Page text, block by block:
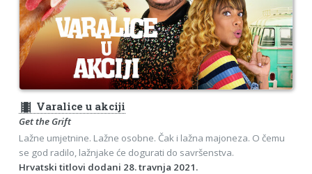
theaters Varalice u akciji
Get the Grift
Lažne umjetnine. Lažne osobne. Čak i lažna majoneza. O čemu
se god radilo, lažnjake će dogurati do savršenstva.
Hrvatski titlovi dodani 28. travnja 2021.